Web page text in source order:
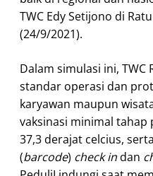
TWC Edy Setijono di
(24/9/2021).
Dalam simulasi ini,
standar operasi dan
karyawan maupun
vaksinasi minimal
37,3 derajat celcius,
(barcode) check indan